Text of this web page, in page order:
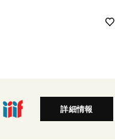
詳細情報